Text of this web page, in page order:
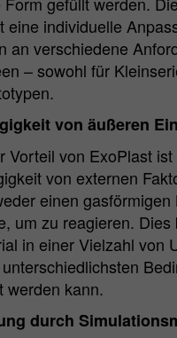
eine individuelle
an verschiedene
– sowohl für
von äußeren
Vorteil von ExoPlast ist
von externen
einen gasförmigen
um zu reagieren. Dies
in einer Vielzahl von
werden kann.
durch